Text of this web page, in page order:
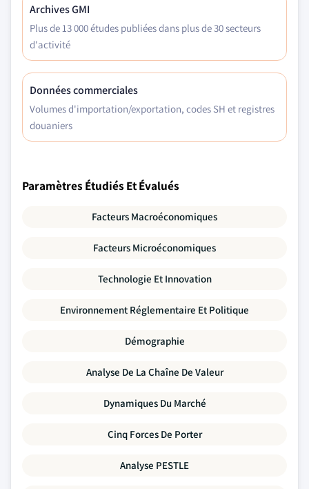
Archives GMI
Plus de 13 000 études publiées dans plus de 30 secteurs
d'activité
Données commerciales
Volumes d'importation/exportation, codes SH et registres
douaniers
Paramètres Étudiés Et Évalués
Facteurs Macroéconomiques
Facteurs Microéconomiques
Technologie Et Innovation
Environnement Réglementaire Et Politique
Démographie
Analyse De La Chaîne De Valeur
Dynamiques Du Marché
Cinq Forces De Porter
Analyse PESTLE